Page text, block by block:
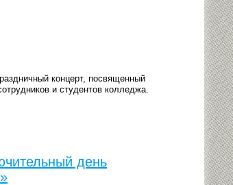
концерт, посвященный
и студентов колледжа.
день